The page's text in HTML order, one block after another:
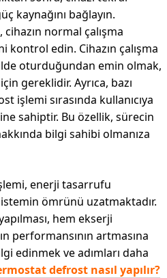
kaynağını bağlayın.
normal çalışma
edin. Cihazın çalışma
oturduğundan emin olmak,
gereklidir. Ayrıca, bazı
işlemi sırasında kullanıcıya
sahiptir. Bu özellik, sürecin
bilgi sahibi olmanıza
enerji tasarrufu
ömrünü uzatmaktadır.
hem ekserji
performansının artmasına
edinmek ve adımları daha
defrost nasıl yapılır?